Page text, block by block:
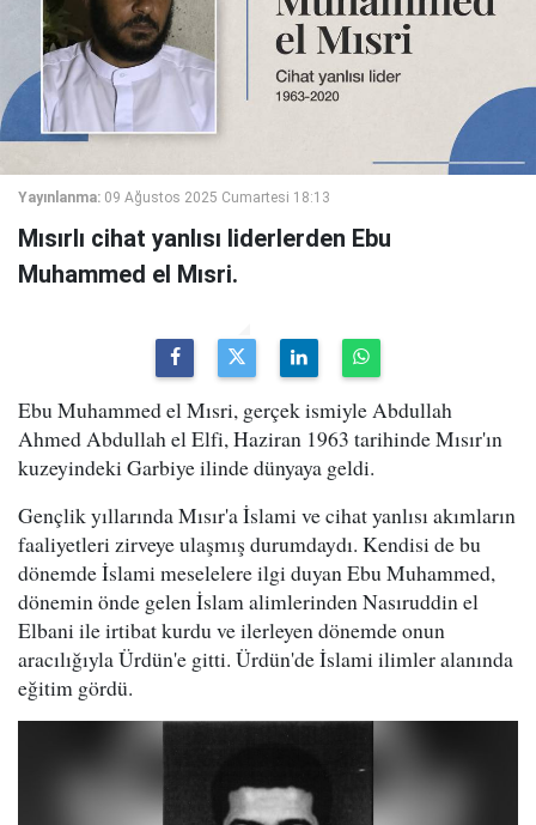
Yayınlanma: 09 Ağustos 2025 Cumartesi 18:13
Mısırlı cihat yanlısı liderlerden Ebu
Muhammed el Mısri.
Ebu Muhammed el Mısri, gerçek ismiyle Abdullah
Ahmed Abdullah el Elfi, Haziran 1963 tarihinde Mısır'ın
kuzeyindeki Garbiye ilinde dünyaya geldi.
Gençlik yıllarında Mısır'a İslami ve cihat yanlısı akımların
faaliyetleri zirveye ulaşmış durumdaydı. Kendisi de bu
dönemde İslami meselelere ilgi duyan Ebu Muhammed,
dönemin önde gelen İslam alimlerinden Nasıruddin el
Elbani ile irtibat kurdu ve ilerleyen dönemde onun
aracılığıyla Ürdün'e gitti. Ürdün'de İslami ilimler alanında
eğitim gördü.